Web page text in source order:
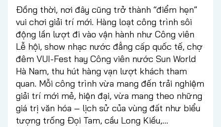
Đồng thời, nơi đây cũng trở thành “điểm hẹn”
vui chơi giải trí mới. Hàng loạt công trình sôi
động lần lượt đi vào vận hành như Công viên
Lễ hội, show nhạc nước đẳng cấp quốc tế, chợ
đêm VUI-Fest hay Công viên nước Sun World
Hà Nam, thu hút hàng vạn lượt khách tham
quan. Mỗi công trình vừa mang đến trải nghiệm
giải trí mới mẻ, hiện đại, vừa mang theo những
giá trị văn hóa – lịch sử của vùng đất như biểu
tượng trống Đọi Tam, cầu Long Kiều,…